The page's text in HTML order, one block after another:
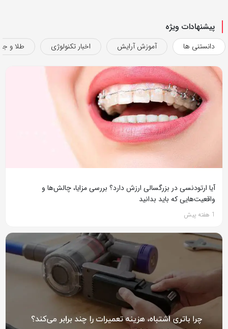
پیشنهادات ویژه
دانستنی ها آموزش آرایش اخبار تکنولوژی طلا و
آیا ارتودنسی در بزرگسالی ارزش دارد؟ بررسی مزایا، چالش‌ها و
واقعیت‌هایی که باید بدانید
1 هفته پیش